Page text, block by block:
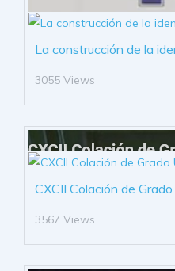
La construcción de la
3055 Views
CXCII Colación de
3567 Views